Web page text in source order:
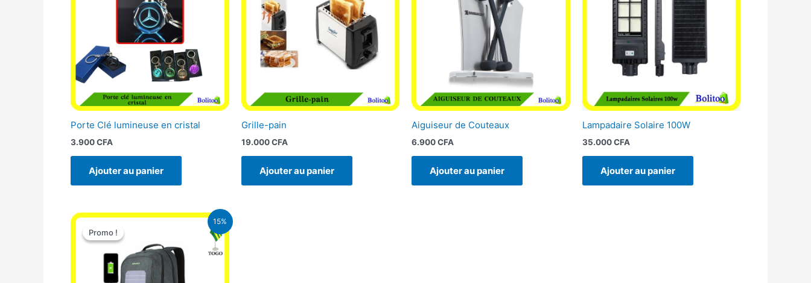
Porte Clé lumineuse en cristal
3.900CFA
Ajouter au panier
Grille-pain
19.000CFA
Ajouter au panier
Aiguiseur de Couteaux
6.900CFA
Ajouter au panier
Lampadaire Solaire 100W
35.000CFA
Ajouter au panier
15%
Promo !
Promo !
Le
initial
29.500 CFA.
Le
est :
25.000 CFA.